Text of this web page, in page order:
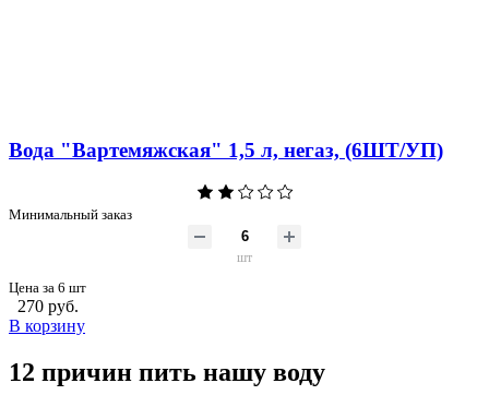
Вода "Вартемяжская" 1,5 л, негаз, (6ШТ/УП)
Минимальный заказ
шт
Цена за 6 шт
270 руб.
В корзину
12 причин пить нашу воду